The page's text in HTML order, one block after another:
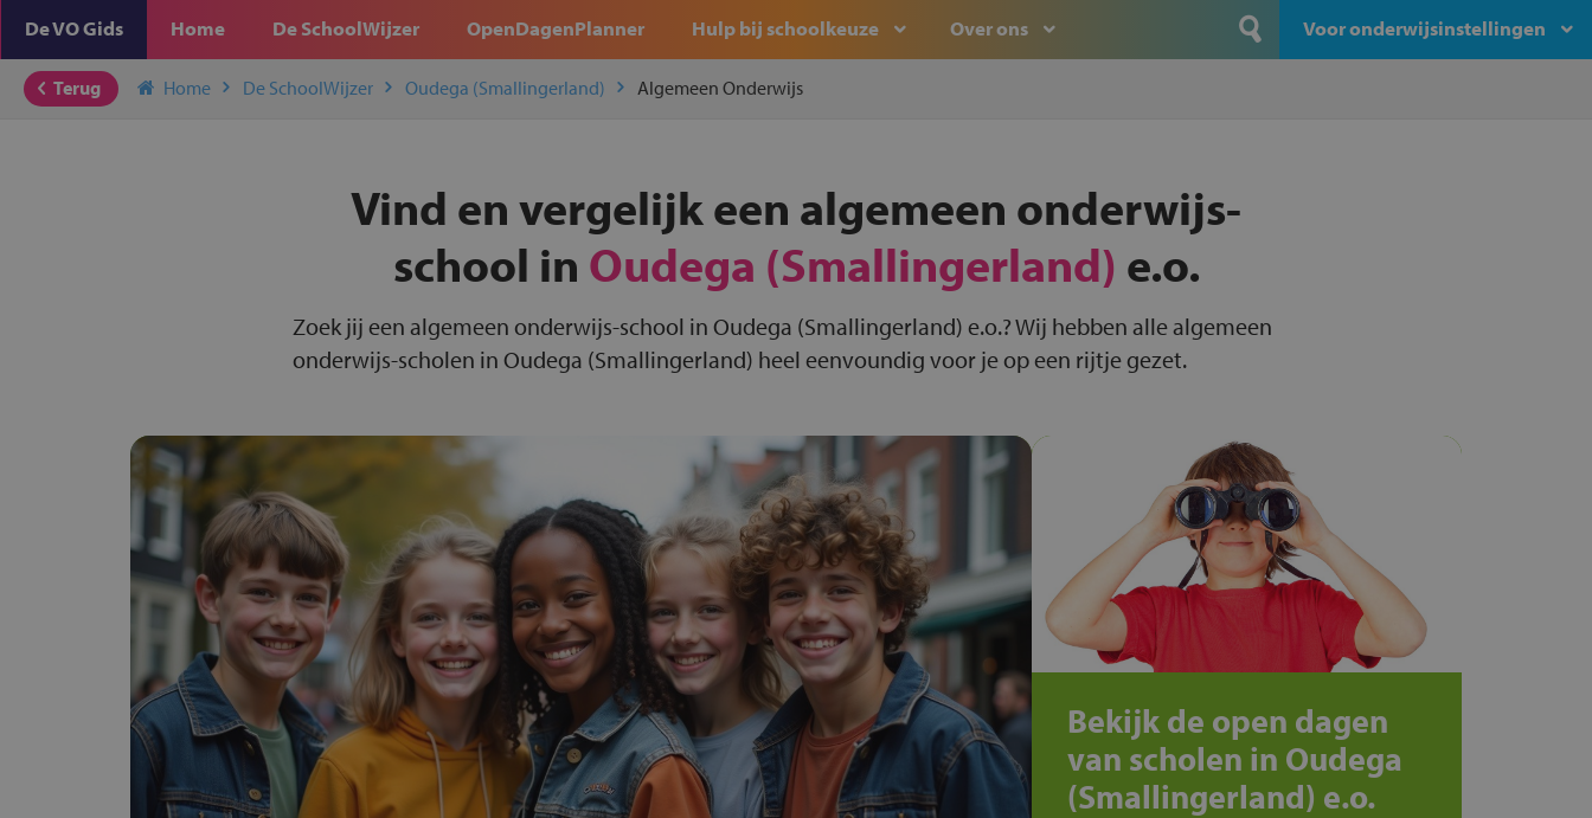
De VO Gids Home De SchoolWijzer OpenDagenPlanner Hulp bij schoolkeuze Over ons Voor onderwijsinstellingen
Terug Home De SchoolWijzer Oudega (Smallingerland) Algemeen Onderwijs
Vind en vergelijk een algemeen onderwijs-
school in Oudega (Smallingerland) e.o.
Zoek jij een algemeen onderwijs-school in Oudega (Smallingerland) e.o.? Wij hebben alle algemeen
onderwijs-scholen in Oudega (Smallingerland) heel eenvoundig voor je op een rijtje gezet.
Bekijk de open dagen
van scholen in Oudega
(Smallingerland) e.o.